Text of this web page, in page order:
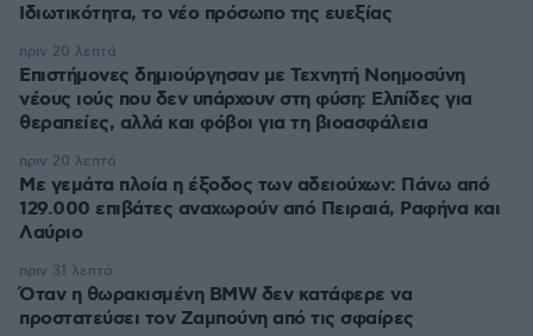
Ιδιωτικότητα, το νέο πρόσωπο της ευεξίας
Επιστήμονες δημιούργησαν με Τεχνητή Νοημοσύνη
νέους ιούς που δεν υπάρχουν στη φύση: Ελπίδες για
θεραπείες, αλλά και φόβοι για τη βιοασφάλεια
πριν 20 λεπτά
Με γεμάτα πλοία η έξοδος των αδειούχων: Πάνω από
129.000 επιβάτες αναχωρούν από Πειραιά, Ραφήνα και
Λαύριο
πριν 20 λεπτά
Όταν η θωρακισμένη BMW δεν κατάφερε να
προστατεύσει τον Ζαμπούνη από τις σφαίρες
πριν 31 λεπτά